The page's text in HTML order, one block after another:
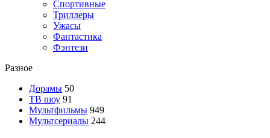
Спортивные
Триллеры
Ужасы
Фантастика
Фэнтези
Разное
Дорамы 50
ТВ шоу 91
Мультфильмы 949
Мультсериалы 244